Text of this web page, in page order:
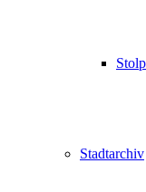
Stadtarchiv